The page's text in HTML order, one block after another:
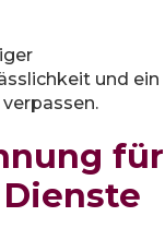
und ein
für